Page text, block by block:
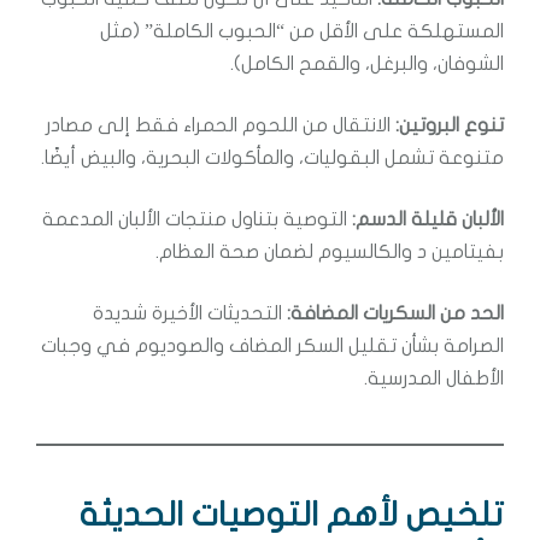
المستهلكة على الأقل من “الحبوب الكاملة” (مثل
الشوفان، والبرغل، والقمح الكامل).
تنوع البروتين: الانتقال من اللحوم الحمراء فقط إلى مصادر
متنوعة تشمل البقوليات، والمأكولات البحرية، والبيض أيضًا.
الألبان قليلة الدسم: التوصية بتناول منتجات الألبان المدعمة
بفيتامين د والكالسيوم لضمان صحة العظام.
الحد من السكريات المضافة: التحديثات الأخيرة شديدة
الصرامة بشأن تقليل السكر المضاف والصوديوم في وجبات
الأطفال المدرسية.
تلخيص لأهم التوصيات الحديثة